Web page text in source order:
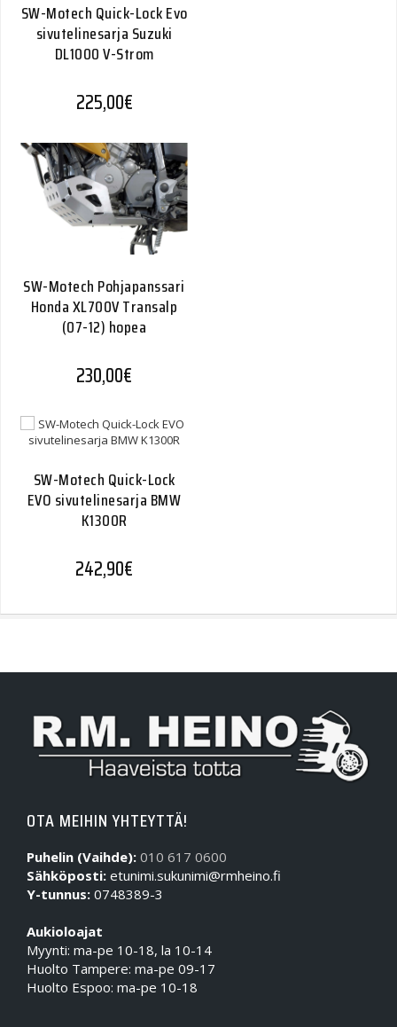
SW-Motech Quick-Lock Evo
sivutelinesarja Suzuki
DL1000 V-Strom
225,00€
SW-Motech Pohjapanssari
Honda XL700V Transalp
(07-12) hopea
230,00€
SW-Motech Quick-Lock
EVO sivutelinesarja BMW
K1300R
242,90€
OTA MEIHIN YHTEYTTÄ!
Puhelin (Vaihde): 010 617 0600
Sähköposti: etunimi.sukunimi@rmheino.fi
Y-tunnus: 0748389-3
Aukioloajat
Myynti: ma-pe 10-18, la 10-14
Huolto Tampere: ma-pe 09-17
Huolto Espoo: ma-pe 10-18